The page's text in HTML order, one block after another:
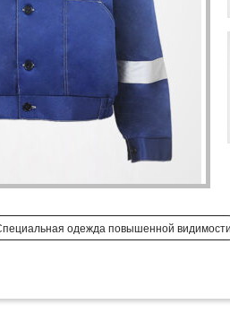
одежда повышенной видимости